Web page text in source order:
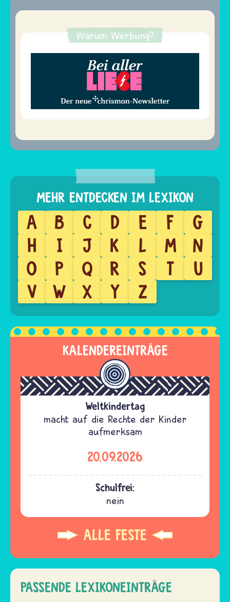
Warum Werbung?
A B C D E F
G
H
I J K L M
N
O
P Q R S T
U
V
W X Y Z
KALENDEREINTRÄGE
Weltkindertag
macht auf die Rechte der Kinder
aufmerksam
20.09.2026
Schulfrei:
nein
ALLE FESTE
PASSENDE LEXIKONEINTRÄGE